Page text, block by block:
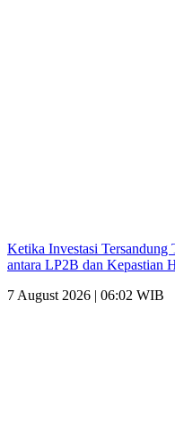
Ketika Investasi Tersandung
antara LP2B dan Kepastian
7 August 2026 | 06:02 WIB